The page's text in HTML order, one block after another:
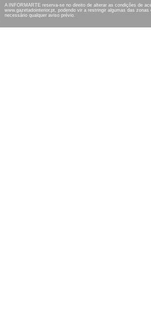
A INFORMARTE reserva-se no direito de alterar as condições de
www.gazetadointerior.pt, podendo vir a restringir algumas das
necessário qualquer aviso prévio.